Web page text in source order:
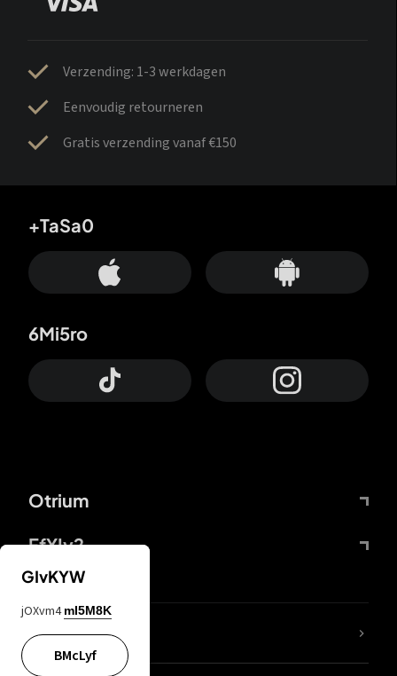
Verzending: 1-3 werkdagen
Eenvoudig retourneren
Gratis verzending vanaf €150
Otrium
FfYIy2
+TaSa0
6Mi5ro
ZbBJcb
GIvKYW
jOXvm4 mI5M8K
BMcLyf